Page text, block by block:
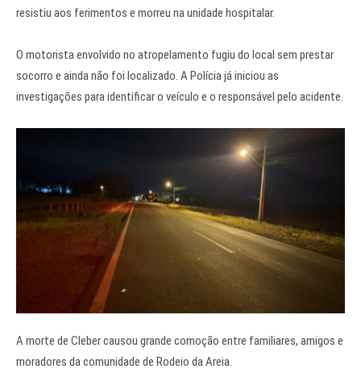
resistiu aos ferimentos e morreu na unidade hospitalar.
O motorista envolvido no atropelamento fugiu do local sem prestar
socorro e ainda não foi localizado. A Polícia já iniciou as
investigações para identificar o veículo e o responsável pelo acidente.
A morte de Cleber causou grande comoção entre familiares, amigos e
moradores da comunidade de Rodeio da Areia.